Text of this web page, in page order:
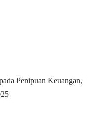
Penipuan Keuangan,